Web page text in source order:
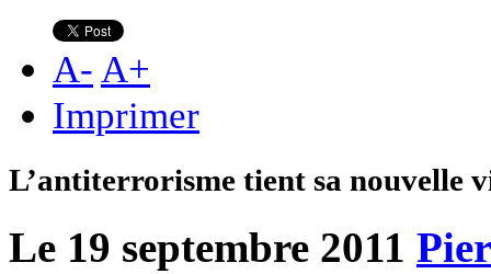
A- A+
Imprimer
L’antiterrorisme tient sa nouvelle
Le 19 septembre 2011